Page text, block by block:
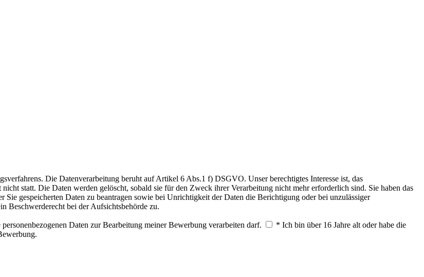
Die Datenverarbeitung beruht auf Artikel 6 Abs.1 f) DSGVO. Unser berechtigtes Interesse ist, das
statt. Die Daten werden gelöscht, sobald sie für den Zweck ihrer Verarbeitung nicht mehr erforderlich sind. Sie haben das
gespeicherten Daten zu beantragen sowie bei Unrichtigkeit der Daten die Berichtigung oder bei unzulässiger
Beschwerderecht bei der Aufsichtsbehörde zu.
Daten zur Bearbeitung meiner Bewerbung verarbeiten darf.
* Ich bin über 16 Jahre alt oder habe die